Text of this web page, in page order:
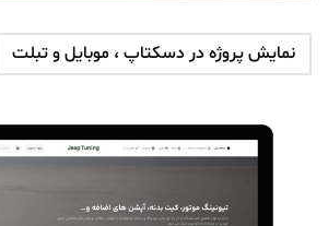
نمایش پروژه در دسکتاپ ، موبایل و تبلت